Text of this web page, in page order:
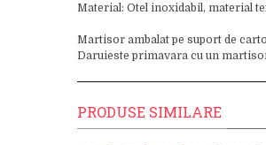
Material: Otel inoxidabil, material
Martisor ambalat pe suport de
Daruieste primavara cu un
PRODUSE SIMILARE